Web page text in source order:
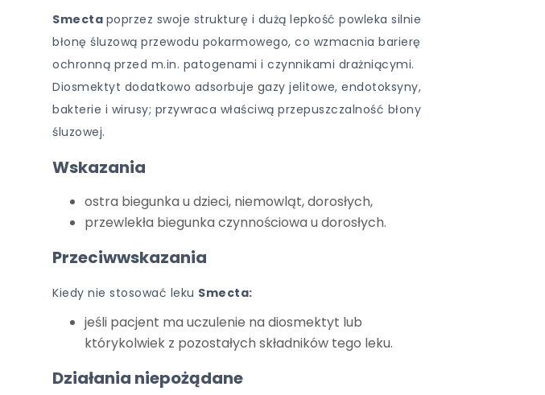
Smecta poprzez swoje strukturę i dużą lepkość powleka silnie
błonę śluzową przewodu pokarmowego, co wzmacnia barierę
ochronną przed m.in. patogenami i czynnikami drażniącymi.
Diosmektyt dodatkowo adsorbuje gazy jelitowe, endotoksyny,
bakterie i wirusy; przywraca właściwą przepuszczalność błony
śluzowej.
Wskazania
ostra biegunka u dzieci, niemowląt, dorosłych,
przewlekła biegunka czynnościowa u dorosłych.
Przeciwwskazania
Kiedy nie stosować leku Smecta:
jeśli pacjent ma uczulenie na diosmektyt lub
którykolwiek z pozostałych składników tego leku.
Działania niepożądane